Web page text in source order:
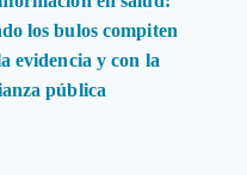
los bulos compiten
evidencia y con la
pública